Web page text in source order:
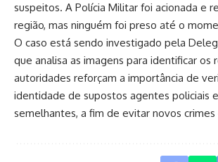
suspeitos. A Polícia Militar foi acionada e
região, mas ninguém foi preso até o
O caso está sendo investigado pela
que analisa as imagens para identificar os
autoridades reforçam a importância de
identidade de supostos agentes policiais
semelhantes, a fim de evitar novos